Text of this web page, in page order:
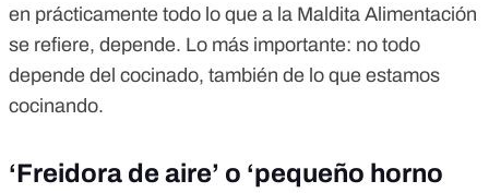
en prácticamente todo lo que a la Maldita Alimentación
se refiere, depende. Lo más importante: no todo
depende del cocinado, también de lo que estamos
cocinando.
‘Freidora de aire’ o ‘pequeño horno